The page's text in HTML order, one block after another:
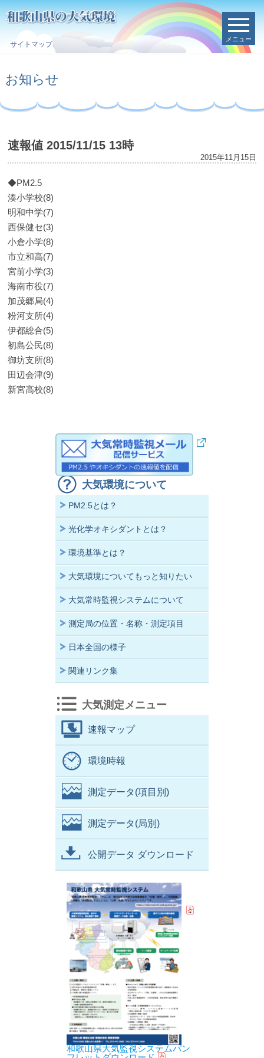
サイトマップ
メニュー
お知らせ
速報値 2015/11/15 13時
2015年11月15日
◆PM2.5
湊小学校(8)
明和中学(7)
西保健セ(3)
小倉小学(8)
市立和高(7)
宮前小学(3)
海南市役(7)
加茂郷局(4)
粉河支所(4)
伊都総合(5)
初島公民(8)
御坊支所(8)
田辺会津(9)
新宮高校(8)
大気環境について
PM2.5とは？
光化学オキシダントとは？
環境基準とは？
大気環境についてもっと知りたい
大気常時監視システムについて
測定局の位置・名称・測定項目
日本全国の様子
関連リンク集
大気測定メニュー
速報マップ
環境時報
測定データ(項目別)
測定データ(局別)
公開データ ダウンロード
和歌山県大気監視システムパン